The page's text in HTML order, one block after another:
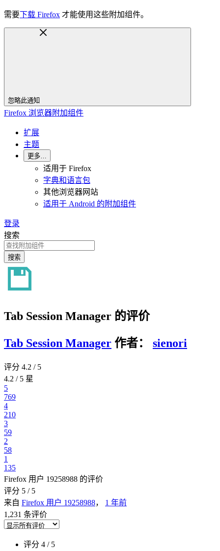
需要下载 Firefox 才能使用这些附加组件。
忽略此通知
Firefox 浏览器附加组件
扩展
主题
更多…
适用于 Firefox
字典和语言包
其他浏览器网站
适用于 Android 的附加组件
登录
搜索
搜索
Tab Session Manager 的评价
Tab Session Manager 作者： sienori
评分 4.2 / 5
4.2 / 5 星
5
769
4
210
3
59
2
58
1
135
Firefox 用户 19258988 的评价
评分 5 / 5
来自 Firefox 用户 19258988， 1 年前
1,231 条评价
评分 4 / 5